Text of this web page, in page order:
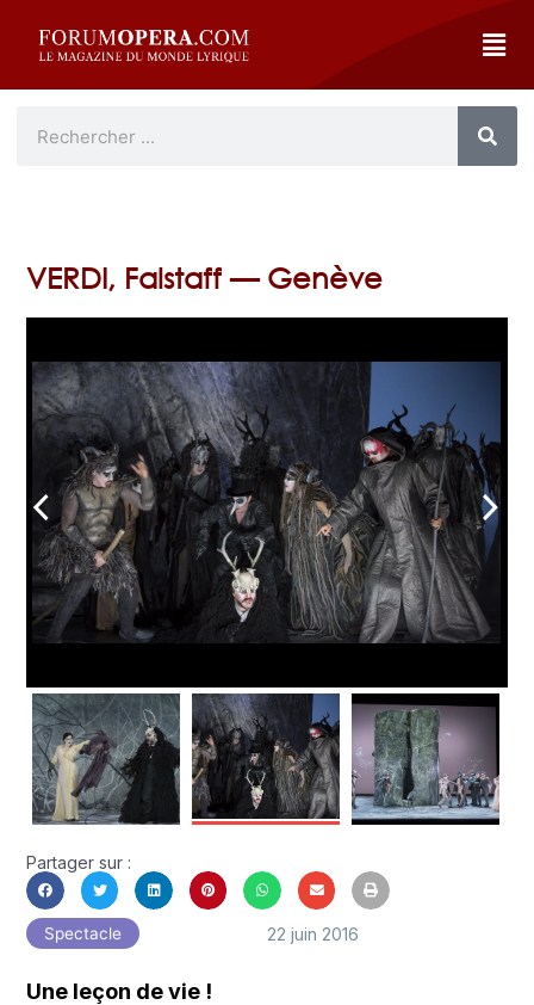
VERDI, Falstaff — Genève
arrow_back_ios arrow_forward_ios
Partager sur :
Spectacle 22 juin 2016
Une leçon de vie !